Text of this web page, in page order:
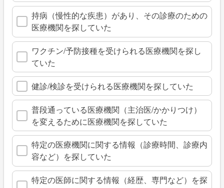
持病（慢性的な疾患）があり、その診療のための
医療機関を探していた
ワクチン/予防接種を受けられる医療機関を探し
ていた
健診/検診を受けられる医療機関を探していた
普段通っている医療機関（主治医/かかりつけ）
を変えるために医療機関を探していた
特定の医療機関に関する情報（診療時間、診療内
容など）を探していた
特定の医師に関する情報（経歴、専門など）を探